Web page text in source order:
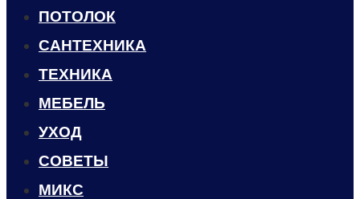
ПОТОЛОК
САНТЕХНИКА
ТЕХНИКА
МЕБЕЛЬ
УХОД
CОВЕТЫ
МИКС